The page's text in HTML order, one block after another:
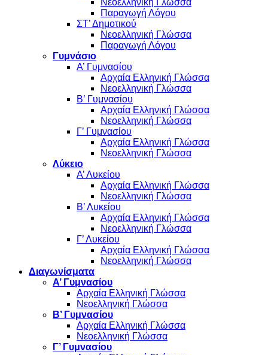
Παραγωγή Λόγου
ΣΤ’ Δημοτικού
Νεοελληνική Γλώσσα
Παραγωγή Λόγου
Γυμνάσιο
Α’ Γυμνασίου
Αρχαία Ελληνική Γλώσσα
Νεοελληνική Γλώσσα
Β’ Γυμνασίου
Αρχαία Ελληνική Γλώσσα
Νεοελληνική Γλώσσα
Γ’ Γυμνασίου
Αρχαία Ελληνική Γλώσσα
Νεοελληνική Γλώσσα
Λύκειο
Α’ Λυκείου
Αρχαία Ελληνική Γλώσσα
Νεοελληνική Γλώσσα
Β’ Λυκείου
Αρχαία Ελληνική Γλώσσα
Νεοελληνική Γλώσσα
Γ’ Λυκείου
Αρχαία Ελληνική Γλώσσα
Νεοελληνική Γλώσσα
Διαγωνίσματα
Α’ Γυμνασίου
Αρχαία Ελληνική Γλώσσα
Νεοελληνική Γλώσσα
Β’ Γυμνασίου
Αρχαία Ελληνική Γλώσσα
Νεοελληνική Γλώσσα
Γ’ Γυμνασίου